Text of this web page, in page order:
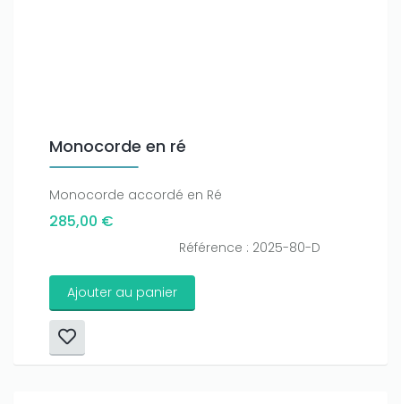
Monocorde en ré
Monocorde accordé en Ré
285,00 €
Référence : 2025-80-D
Ajouter au panier